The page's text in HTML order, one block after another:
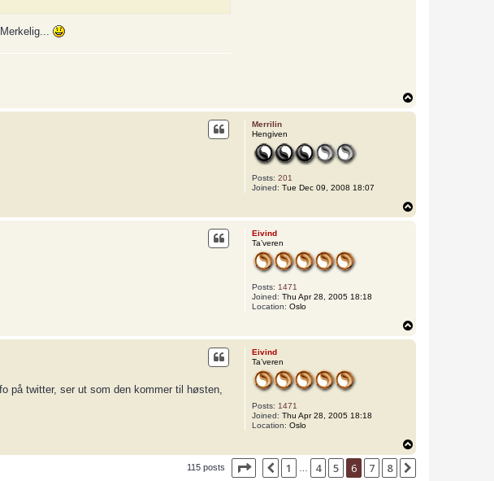
Merrilin
Hengiven
Posts: 201
Joined: Tue Dec 09, 2008 18:07
Eivind
Ta’veren
Posts: 1471
Joined: Thu Apr 28, 2005 18:18
Location: Oslo
Eivind
Ta’veren
Posts: 1471
Joined: Thu Apr 28, 2005 18:18
Location: Oslo
på twitter, ser ut som den kommer til høsten,
115 posts Page 6of8
Previous
1 4 5 6 7 8